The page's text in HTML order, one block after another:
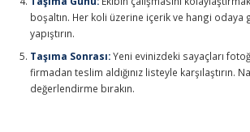
boşaltın. Her koli üzerine içerik ve hangi odaya
yapıştırın.
Taşıma Sonrası:Yeni evinizdeki sayaçları
firmadan teslim aldığınız listeyle karşılaştırın.
değerlendirme bırakın.